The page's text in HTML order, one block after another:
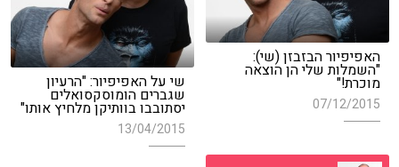
האפיפיור הבזבזן (שי):
"השמלות שלי הן הוצאה
מוכרת!"
07/12/2015
שי על האפיפיור: "הרעיון
שגברים הומוסקסואלים
יסתובבו בוותיקן מלחיץ אותו"
13/04/2015